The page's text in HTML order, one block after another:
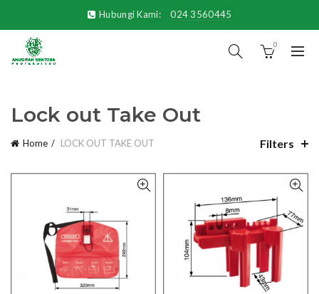
Hubungi Kami: 024 3560445
0
Lock out Take Out
Home LOCK OUT TAKE OUT Filters